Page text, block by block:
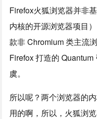
Firefox火狐浏览器并非
内核的开源浏览器项目
款非 Chromium 类主流
Firefox 打造的
虞。
所以呢？两个浏览器的
用的啊，所以，火狐浏